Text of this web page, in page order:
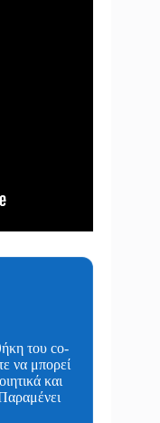
του co-
να μπορεί
και